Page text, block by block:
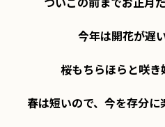
今年は開花が遅
桜もちらほらと咲
春は短いので、今を存分